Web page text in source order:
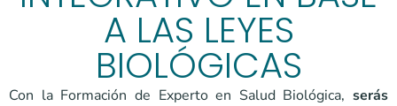
A LAS LEYES
BIOLÓGICAS
Con la Formación de Experto en Salud Biológica, serás